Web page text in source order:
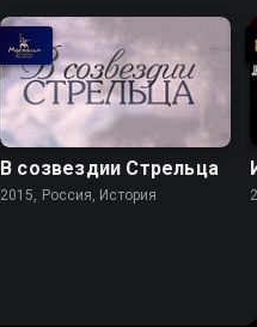
В созвездии Стрельца
2015, Россия, История